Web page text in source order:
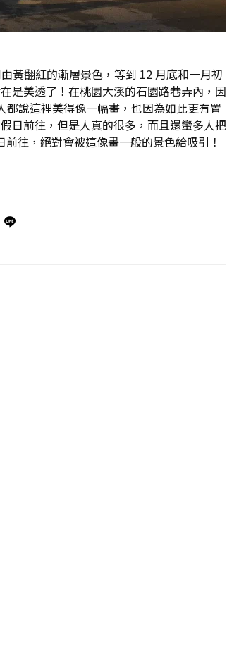
黃翻紅的漸層景色，等到 12 月底和一月初
是美透了！在桃園大溪的石園路巷弄內，因
說這裡美得像一幅畫，也因為如此更有置
日前往，但是人真的很多，而且還蠻多人把
往，絕對會被這像畫一般的景色給吸引！